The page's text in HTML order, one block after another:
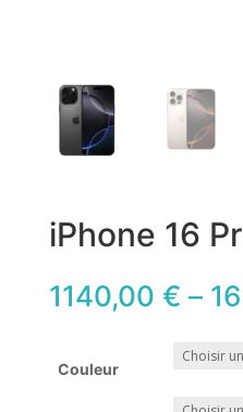
iPhone 16
1140,00 € –
Couleur